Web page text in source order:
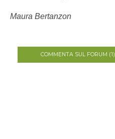
Maura Bertanzon
COMMENTA SUL FORUM (1)